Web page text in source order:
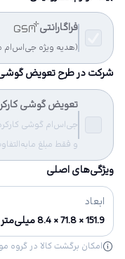
فراگارانتی
(هدیه ویژه
شرکت در طرح تعویض گوشی
تعویض گوشی
جی‌اس‌ام گوشی
و فقط مبلغ
ویژگی‌های اصلی
ابعاد
151.9 × 71.8 × 8.4 میلی‌متر
امکان برگشت کالا در گروه